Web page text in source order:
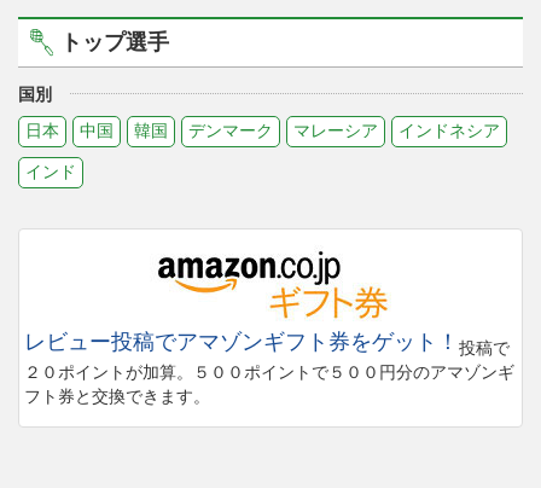
トップ選手
国別
日本
中国 韓国 デンマーク マレーシア インドネシア
インド
レビュー投稿でアマゾンギフト券をゲット！ 投稿で
２０ポイントが加算。５００ポイントで５００円分のアマゾンギ
フト券と交換できます。